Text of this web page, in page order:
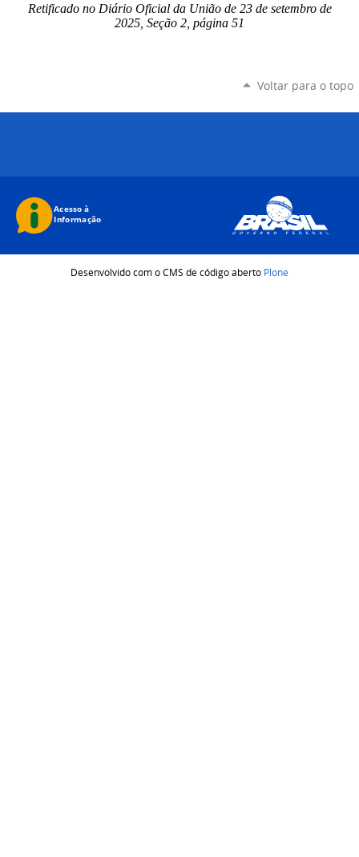
Retificado no Diário Oficial da União de 23 de setembro de
2025, Seção 2, página 51
Voltar para o topo
Desenvolvido com o CMS de código aberto Plone